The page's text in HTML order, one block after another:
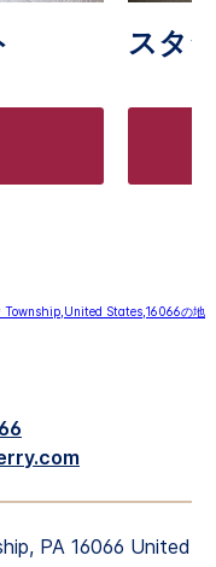
スタ
, PA 16066 United